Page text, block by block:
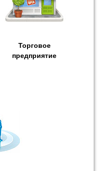
Торговое
предприятие